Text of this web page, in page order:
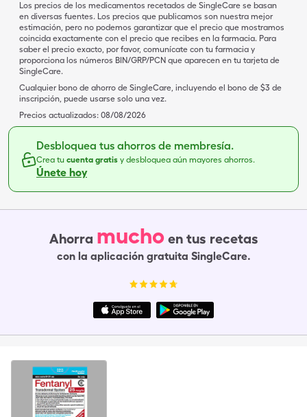
Los precios de los medicamentos recetados de SingleCare se basan
en diversas fuentes. Los precios que publicamos son nuestra mejor
estimación, pero no podemos garantizar que el precio que mostramos
coincida exactamente con el precio que recibes en la farmacia. Para
saber el precio exacto, por favor, comunícate con tu farmacia y
proporciona los números BIN/GRP/PCN que aparecen en tu tarjeta de
SingleCare.
Cualquier bono de ahorro de SingleCare, incluyendo el bono de $3 de
inscripción, puede usarse solo una vez.
Precios actualizados: 08/08/2026
Desbloquea tus ahorros de membresía.
Crea tu cuenta gratis y desbloquea aún mayores ahorros.
Únete hoy
Ahorra mucho en tus recetas
con la aplicación gratuita SingleCare.